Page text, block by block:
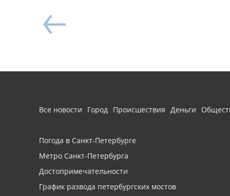
Все новости Город Происшествия Деньги
Погода в Санкт-Петербурге
Метро Санкт-Петербурга
Достопримечательности
График развода петербургских мостов